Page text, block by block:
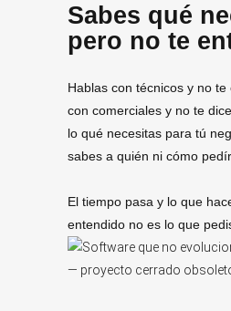
Sabes qué
pero no te
Hablas con técnicos y no
con comerciales y no te
lo qué necesitas para tú
sabes a quién ni cómo
El tiempo pasa y lo que
entendido no es lo que